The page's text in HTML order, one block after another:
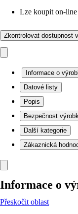
Lze koupit on-line
Zkontrolovat dostupnost
Informace o
Datové listy
Popis
Bezpečnost
Další kategorie
Zákaznická
Informace o
Přeskočit oblast